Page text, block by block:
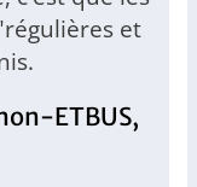
et
ETBUS,